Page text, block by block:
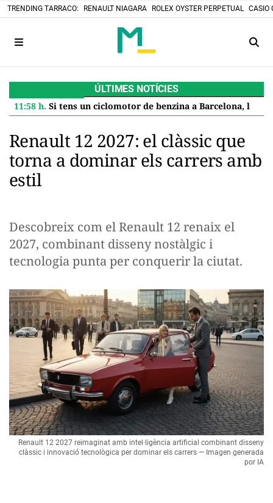
TRENDING TARRACO: RENAULT NIAGARA ROLEX OYSTER PERPETUAL CASIO
ÚLTIMES NOTÍCIES
11:58 h. Si tens un ciclomotor de benzina a Barcelona, l'Ajuntament et paga 600 euros per jubilar-lo: així es demana l'ajuda
Renault 12 2027: el clàssic que
torna a dominar els carrers amb
estil
Descobreix com el Renault 12 renaix el
2027, combinant disseny nostàlgic i
tecnologia punta per conquerir la ciutat.
Renault 12 2027 reimaginat amb intel·ligència artificial combinant disseny
clàssic i innovació tecnològica per dominar els carrers — Imagen generada
por IA